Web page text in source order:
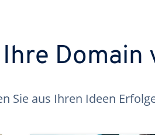
Ihre Domain
Sie aus Ihren Ideen